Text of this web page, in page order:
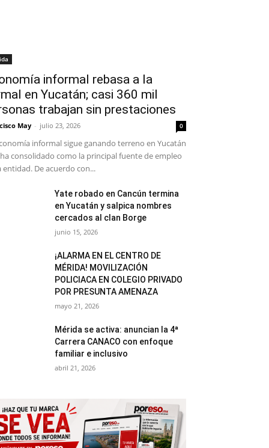
informal rebasa a la
en Yucatán; casi 360 mil
trabajan sin prestaciones
May - julio 23, 2026 0
informal sigue ganando terreno en Yucatán
consolidado como la principal fuente de empleo
entidad. De acuerdo con...
Yate robado en Cancún termina
en Yucatán y salpica nombres
cercados al clan Borge
junio 15, 2026
¡ALARMA EN EL CENTRO DE
MÉRIDA! MOVILIZACIÓN
POLICIACA EN COLEGIO PRIVADO
POR PRESUNTA AMENAZA
mayo 21, 2026
Mérida se activa: anuncian la 4ª
Carrera CANACO con enfoque
familiar e inclusivo
abril 21, 2026